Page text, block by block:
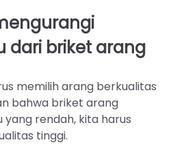
dari briket arang
memilih arang berkualitas
bahwa briket arang
yang rendah, kita harus
tinggi.